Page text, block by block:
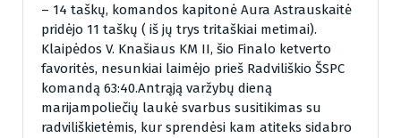
– 14 taškų, komandos kapitonė Aura Astrauskaitė
pridėjo 11 taškų ( iš jų trys tritaškiai metimai).
Klaipėdos V. Knašiaus KM II, šio Finalo ketverto
favoritės, nesunkiai laimėjo prieš Radviliškio ŠSPC
komandą 63:40.Antrąją varžybų dieną
marijampoliečių laukė svarbus susitikimas su
radviliškietėmis, kur sprendėsi kam atiteks sidabro